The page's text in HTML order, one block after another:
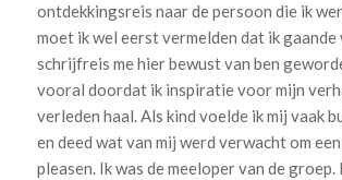
ontdekkingsreis naar de persoon die ik
moet ik wel eerst vermelden dat ik gaande
schrijfreis me hier bewust van ben
vooral doordat ik inspiratie voor mijn
verleden haal. Als kind voelde ik mij vaak
en deed wat van mij werd verwacht om
pleasen. Ik was de meeloper van de groep.